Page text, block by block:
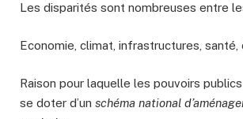
Les disparités sont nombreuses entre
Economie, climat, infrastructures, santé,
Raison pour laquelle les pouvoirs
se doter d’un schéma national